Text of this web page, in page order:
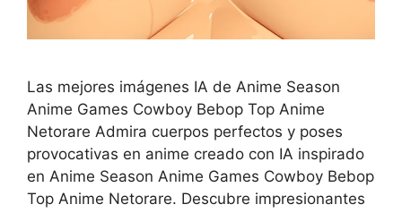
Las mejores imágenes IA de Anime Season
Anime Games Cowboy Bebop Top Anime
Netorare Admira cuerpos perfectos y poses
provocativas en anime creado con IA inspirado
en Anime Season Anime Games Cowboy Bebop
Top Anime Netorare. Descubre impresionantes